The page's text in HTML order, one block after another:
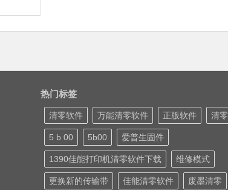
热门标签
清零软件 万能清零软件 正版软件 清零
5 b 00 5b00 爱普生固件
1390佳能打印机清零软件下载 维修模式
更换新的传输带 佳能清零软件 废墨清零